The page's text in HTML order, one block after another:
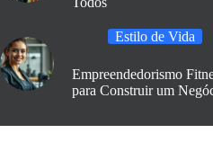
Estilo de Vida
Empreendedorismo
para Construir um